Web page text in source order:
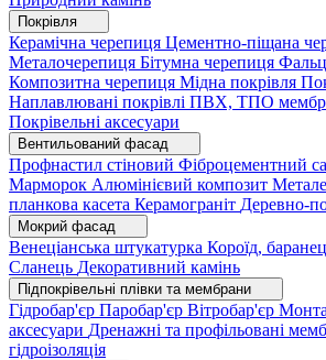
Покрівля
Керамічна черепиця Цементно-піщана
Металочерепиця Бітумна черепиця
Композитна черепиця Мідна покрівля
Наплавлювані покрівлі ПВХ, ТПО
Покрівельні аксесуари
Вентильований фасад
Профнастил стіновий Фіброцементний
Марморок Алюмінієвий композит
планкова касета Керамограніт Деревно-
Мокрий фасад
Венеціанська штукатурка Короїд,
Сланець Декоративний камінь
Підпокрівельні плівки та мембрани
Гідробар'єр Паробар'єр Вітробар'єр
аксесуари Дренажні та профільовані
гідроізоляція